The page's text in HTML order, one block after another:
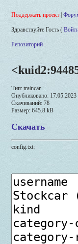
Поддержать проект
Здравствуйте Гость (
Репозиторий
Тип: traincar
Опубликовано: 17.05.2023
Скачиваний: 78
Размер: 645.8 kB
Скачать
config.txt: